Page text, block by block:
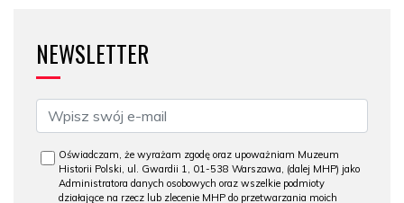
NEWSLETTER
Oświadczam, że wyrażam zgodę oraz upoważniam Muzeum
Historii Polski, ul. Gwardii 1, 01-538 Warszawa, (dalej MHP) jako
Administratora danych osobowych oraz wszelkie podmioty
działające na rzecz lub zlecenie MHP do przetwarzania moich